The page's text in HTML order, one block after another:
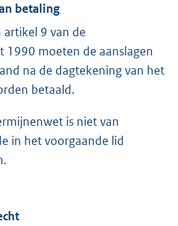
betaling
9 van de
1990 moeten de aanslagen
na de dagtekening van het
betaald.
is niet van
in het voorgaande lid